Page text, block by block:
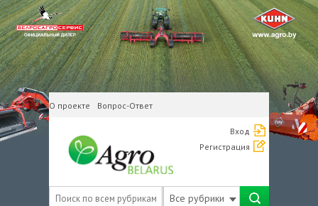
О проекте Вопрос-Ответ
Вход
Регистрация
Все рубрики